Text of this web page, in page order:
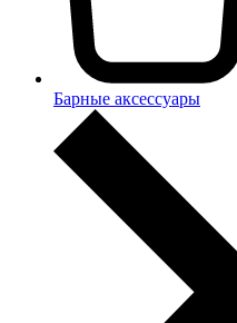
Барные аксессуары